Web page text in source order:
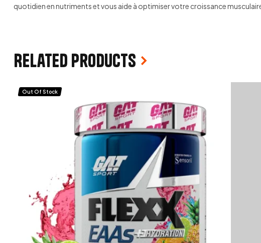
quotidien en nutriments et vous aide à optimiser votre croissance
Related products
Out Of Stock